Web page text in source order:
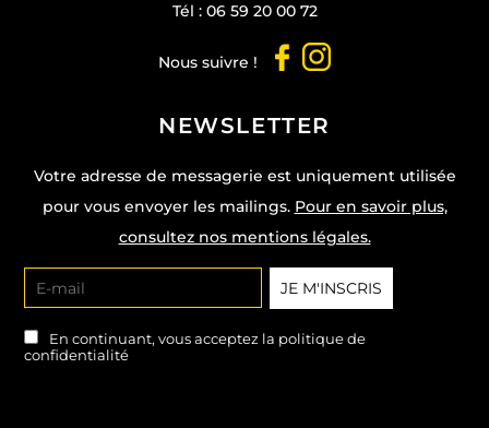
Tél : 06 59 20 00 72
Nous suivre !
NEWSLETTER
Votre adresse de messagerie est uniquement utilisée
pour vous envoyer les mailings. Pour en savoir plus,
consultez nos mentions légales.
En continuant, vous acceptez la politique de
confidentialité